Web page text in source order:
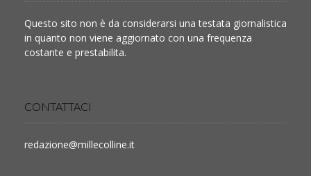
Questo sito non è da considerarsi una testata giornalistica
in quanto non viene aggiornato con una frequenza
costante e prestabilita.
CONTATTACI
redazione@millecolline.it